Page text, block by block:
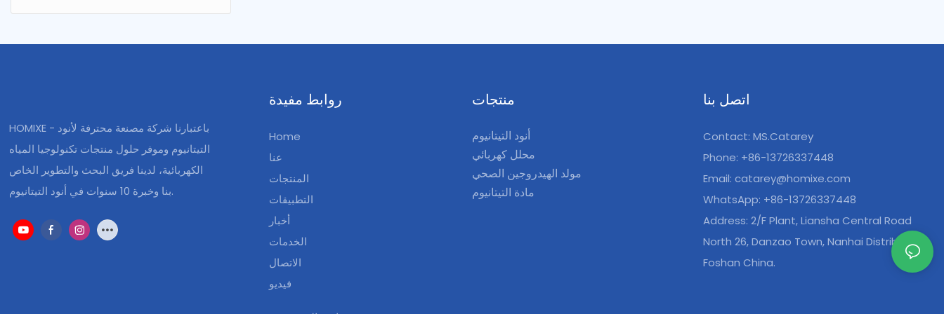
HOMIXE - باعتبارنا شركة مصنعة محترفة لأنود
التيتانيوم وموفر حلول منتجات تكنولوجيا المياه
الكهربائية، لدينا فريق البحث والتطوير الخاص
بنا وخبرة 10 سنوات في أنود التيتانيوم.
روابط مفيدة
Home
عنا
المنتجات
التطبيقات
أخبار
الخدمات
الاتصال
فيديو
منتجات
أنود التيتانيوم
محلل كهربائي
مولد الهيدروجين الصحي
مادة التيتانيوم
اتصل بنا
Contact: MS.Catarey
Phone: +86-13726337448
Email:catarey@homixe.com
WhatsApp: +86-13726337448
Address: 2/F Plant, Liansha Central Road
North 26, Danzao Town, Nanhai Distribution,
Foshan China.